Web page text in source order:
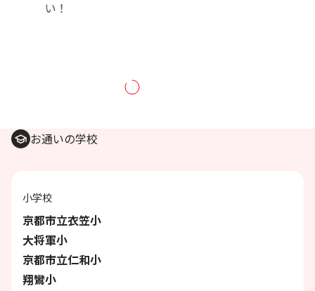
お通いの学校
小学校
京都市立衣笠小
大将軍小
京都市立仁和小
翔鸞小